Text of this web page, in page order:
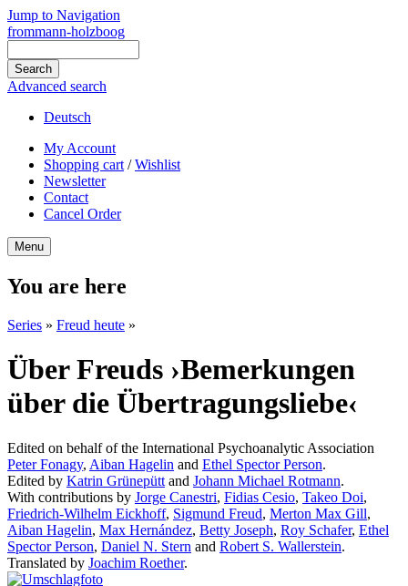
Jump to Navigation
frommann-holzboog
Advanced search
Deutsch
My Account
Shopping cart /Wishlist
Newsletter
Contact
Cancel Order
Menu
You are here
Series » Freud heute »
Über Freuds ›Bemerkungen
über die Übertragungsliebe‹
Edited on behalf of the International Psychoanalytic Association
Peter Fonagy, Aiban Hagelin and Ethel Spector Person.
Edited by Katrin Grünepütt and Johann Michael Rotmann.
With contributions by Jorge Canestri, Fidias Cesio, Takeo Doi,
Friedrich-Wilhelm Eickhoff, Sigmund Freud, Merton Max Gill,
Aiban Hagelin, Max Hernández, Betty Joseph, Roy Schafer, Ethel
Spector Person, Daniel N. Stern and Robert S. Wallerstein.
Translated by Joachim Roether.